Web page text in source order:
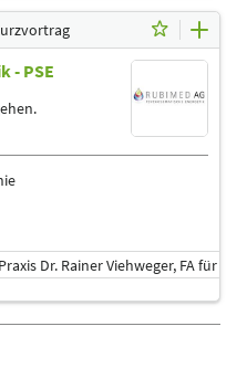
Dr. Rainer Viehweger,
|
- PSE
Dr. Rainer Viehweger, FA für
Dr. Rainer Viehweger,